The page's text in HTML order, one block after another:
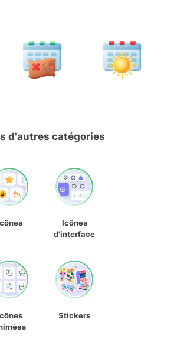
d'autres catégories
Icônes
d'interface
Stickers